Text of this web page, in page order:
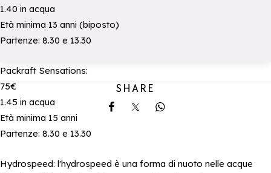
1.40 in acqua
Età minima 13 anni (biposto)
Partenze: 8.30 e 13.30
Packraft Sensations:
75€
1.45 in acqua
Età minima 15 anni
Partenze: 8.30 e 13.30
Hydrospeed: l'hydrospeed è una forma di nuoto nelle acque
SHARE
Share on Facebook
Share on X
Share on Whatsapp